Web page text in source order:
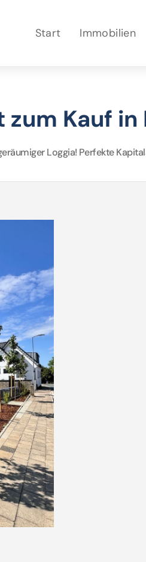
Start Immobilien
Kauf in
Loggia! Perfekte